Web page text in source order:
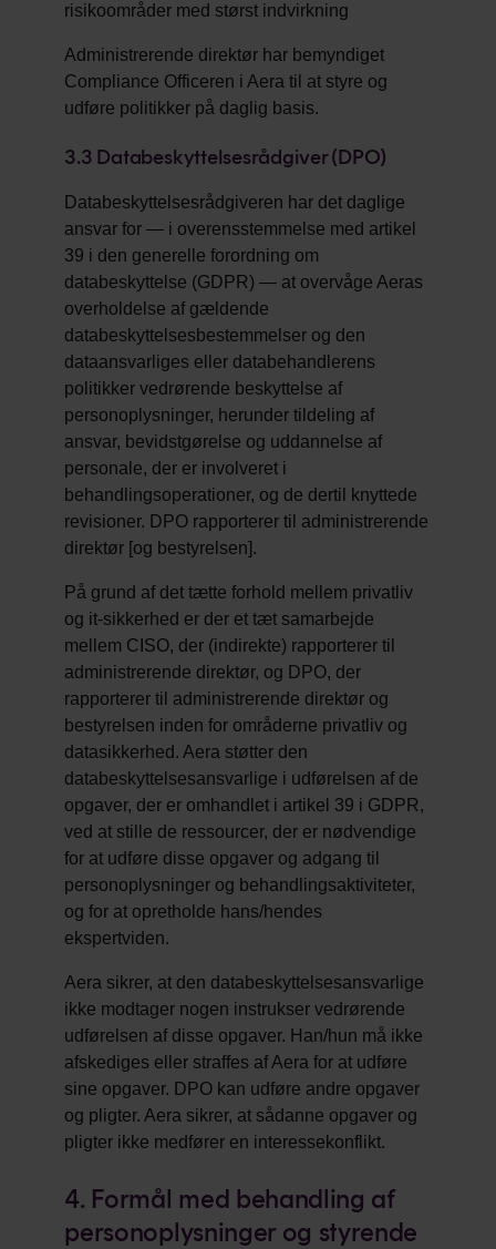
risikoområder med størst indvirkning
Administrerende direktør har bemyndiget
Compliance Officeren i Aera til at styre og
udføre politikker på daglig basis.
3.3 Databeskyttelsesrådgiver (DPO)
Databeskyttelsesrådgiveren har det daglige
ansvar for — i overensstemmelse med artikel
39 i den generelle forordning om
databeskyttelse (GDPR) — at overvåge Aeras
overholdelse af gældende
databeskyttelsesbestemmelser og den
dataansvarliges eller databehandlerens
politikker vedrørende beskyttelse af
personoplysninger, herunder tildeling af
ansvar, bevidstgørelse og uddannelse af
personale, der er involveret i
behandlingsoperationer, og de dertil knyttede
revisioner. DPO rapporterer til administrerende
direktør [og bestyrelsen].
På grund af det tætte forhold mellem privatliv
og it-sikkerhed er der et tæt samarbejde
mellem CISO, der (indirekte) rapporterer til
administrerende direktør, og DPO, der
rapporterer til administrerende direktør og
bestyrelsen inden for områderne privatliv og
datasikkerhed. Aera støtter den
databeskyttelsesansvarlige i udførelsen af de
opgaver, der er omhandlet i artikel 39 i GDPR,
ved at stille de ressourcer, der er nødvendige
for at udføre disse opgaver og adgang til
personoplysninger og behandlingsaktiviteter,
og for at opretholde hans/hendes
ekspertviden.
Aera sikrer, at den databeskyttelsesansvarlige
ikke modtager nogen instrukser vedrørende
udførelsen af disse opgaver. Han/hun må ikke
afskediges eller straffes af Aera for at udføre
sine opgaver. DPO kan udføre andre opgaver
og pligter. Aera sikrer, at sådanne opgaver og
pligter ikke medfører en interessekonflikt.
4. Formål med behandling af
personoplysninger og styrende